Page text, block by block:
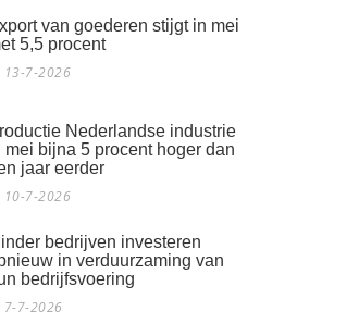
van goederen stijgt in mei
5,5 procent
13-7-2026
Nederlandse industrie
mei bijna 5 procent hoger dan
jaar eerder
10-7-2026
bedrijven investeren
in verduurzaming van
bedrijfsvoering
7-7-2026